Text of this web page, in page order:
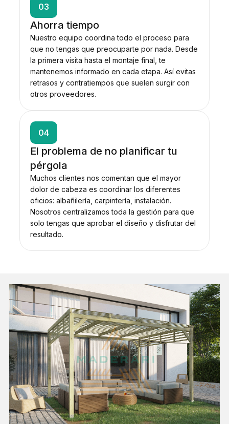
03
Ahorra tiempo
Nuestro equipo coordina todo el proceso para
que no tengas que preocuparte por nada. Desde
la primera visita hasta el montaje final, te
mantenemos informado en cada etapa. Así evitas
retrasos y contratiempos que suelen surgir con
otros proveedores.
04
El problema de no planificar tu
pérgola
Muchos clientes nos comentan que el mayor
dolor de cabeza es coordinar los diferentes
oficios: albañilería, carpintería, instalación.
Nosotros centralizamos toda la gestión para que
solo tengas que aprobar el diseño y disfrutar del
resultado.